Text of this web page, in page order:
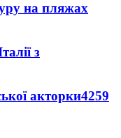
на пляжах
з
акторки4259